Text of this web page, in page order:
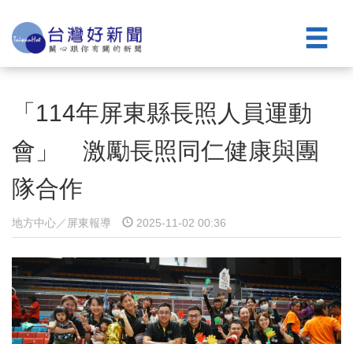
「114年屏東縣長照人員運動
會」 激勵長照同仁健康與團
隊合作
地方中心／屏東報導 2025-11-02 00:36